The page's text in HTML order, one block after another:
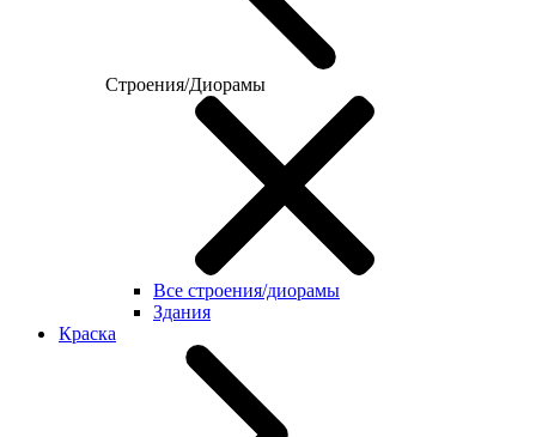
Строения/Диорамы
Все строения/диорамы
Здания
Краска